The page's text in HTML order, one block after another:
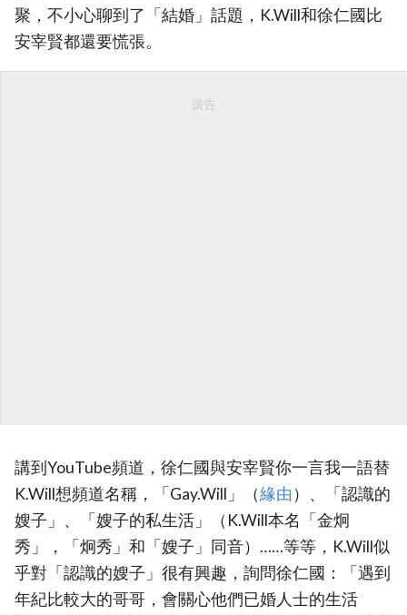
聚，不小心聊到了「結婚」話題，K.Will和徐仁國比
安宰賢都還要慌張。
廣告
講到YouTube頻道，徐仁國與安宰賢你一言我一語替
K.Will想頻道名稱，「Gay.Will」（‎緣由）、「認識的
嫂子」、「嫂子的私生活」（K.Will本名「金炯
秀」，「炯秀」和「嫂子」同音）……等等，K.Will似
乎對「認識的嫂子」很有興趣，詢問徐仁國：「遇到
年紀比較大的哥哥，會關心他們已婚人士的生活